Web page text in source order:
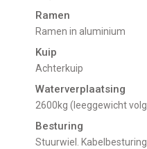
Ramen
Ramen in aluminium
Kuip
Achterkuip
Waterverplaatsing
2600kg (leeggewicht
Besturing
Stuurwiel.